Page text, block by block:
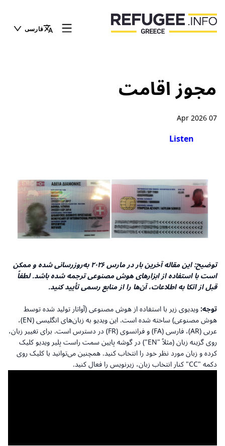
فارسی
مجوز اقامت
07 Apr 2026
Listen
توضیح: این مقاله آخرین بار در مارس ۲۰۲۶ به‌روزرسانی شده و ممکن
است با استفاده از ابزارهای هوش مصنوعی ترجمه شده باشد. لطفاً
قبل از اتکا به اطلاعات، آن‌ها را از منابع رسمی تأیید کنید.
توجه:ویدیوی زیر با استفاده از هوش مصنوعی (آواتار تولید شده توسط
هوش مصنوعی) ساخته شده است. این ویدیو به زبان‌های انگلیسی (EN)،
عربی (AR)، فارسی (FA) و فرانسوی (FR) در دسترس است. برای تغییر زبان،
روی گزینه زبان (مثلاً "EN") در گوشه پایین سمت راست پلیر ویدیو کلیک
کرده و زبان مورد نظر خود را انتخاب کنید. همچنین می‌توانید با کلیک روی
دکمه "CC" کنار انتخاب زبان، زیرنویس را فعال کنید.